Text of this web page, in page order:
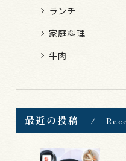
ランチ
家庭料理
牛肉
最近の投稿